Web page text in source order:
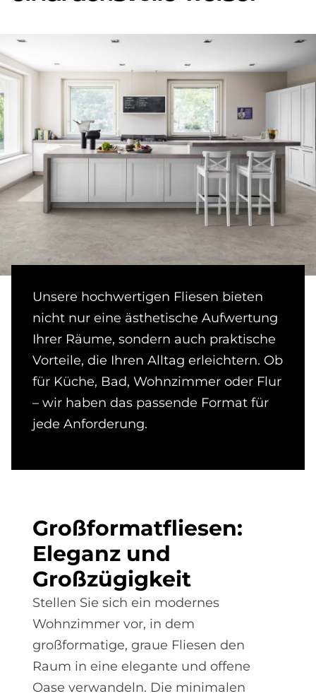
Unsere hochwertigen Fliesen bieten
nicht nur eine ästhetische Aufwertung
Ihrer Räume, sondern auch praktische
Vorteile, die Ihren Alltag erleichtern. Ob
für Küche, Bad, Wohnzimmer oder Flur
– wir haben das passende Format für
jede Anforderung.
Groß­for­mat­flie­sen:
Ele­ganz und
Groß­zü­gig­keit
Stellen Sie sich ein modernes
Wohnzimmer vor, in dem
großformatige, graue Fliesen den
Raum in eine elegante und offene
Oase verwandeln. Die minimalen